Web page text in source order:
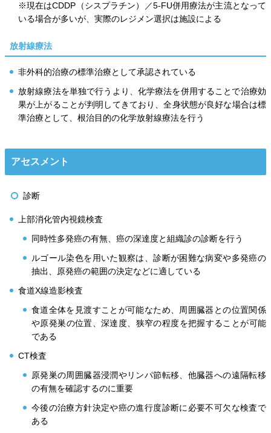
※現在はCDDP（シスプラチン）／5-FU併用療法が主流となって
いる場合が多いが、実際のレジメン選択は施設による
放射線療法
非外科的治療の標準治療として承認されている
放射線療法を単独で行うより、化学療法を併用することで治療効
果が上がることが判明してきており、全身状態が良好な場合は標
準治療として、根治目的の化学放射線療法を行う
アセスメント
診断
上部消化管内視鏡検査
同時性多発癌の有無、癌の深達度と組織診の診断を行う
ルゴール染色を用いた観察は、診断が困難な病変や多発癌の
抽出、原発癌の範囲の決定などに適している
食道X線造影検査
食道全体を見渡すことが可能なため、周囲臓器との位置関係
や原発巣の位置、深達度、狭窄の程度を把握することが可能
である
CT検査
原発巣の周囲臓器浸潤やリンパ節転移、他臓器への遠隔転移
の有無を確認するのに重要
今後の治療方針決定や癌の進行度診断に必要不可欠な検査で
ある